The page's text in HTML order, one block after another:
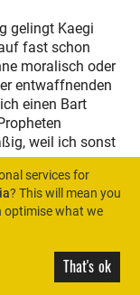
gelingt Kaegi
fast schon
moralisch oder
entwaffnenden
einen Bart
weil ich sonst
März, 20 Uhr
sagt der
blind
nämlich noch
dass sie
services for
? This will mean you
optimise what we
That's ok